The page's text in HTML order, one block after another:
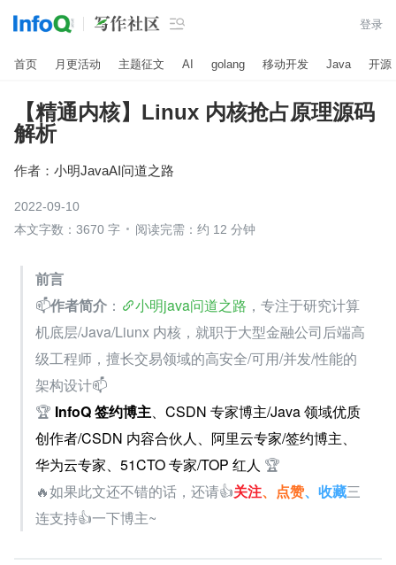
 登录
首页 月更活动 主题征文 AI golang 移动开发 Java 开源
【精通内核】Linux 内核抢占原理源码
解析
作者： 小明JavaAI问道之路
2022-09-10
本文字数：3670 字
阅读完需：约 12 分钟
前言
📫作者简介 ： 小明java问道之路 ，专注于研究计算
机底层/Java/Liunx 内核，就职于大型金融公司后端高
级工程师，擅长交易领域的高安全/可用/并发/性能的
架构设计📫
🏆 InfoQ 签约博主、CSDN 专家博主/Java 领域优质
创作者/CSDN 内容合伙人、阿里云专家/签约博主、
华为云专家、51CTO 专家/TOP 红人 🏆
🔥如果此文还不错的话，还请👍关注、点赞、收藏三
连支持👍一下博主~